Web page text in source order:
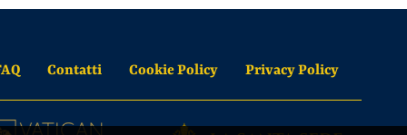
Contatti Cookie Policy Privacy Policy